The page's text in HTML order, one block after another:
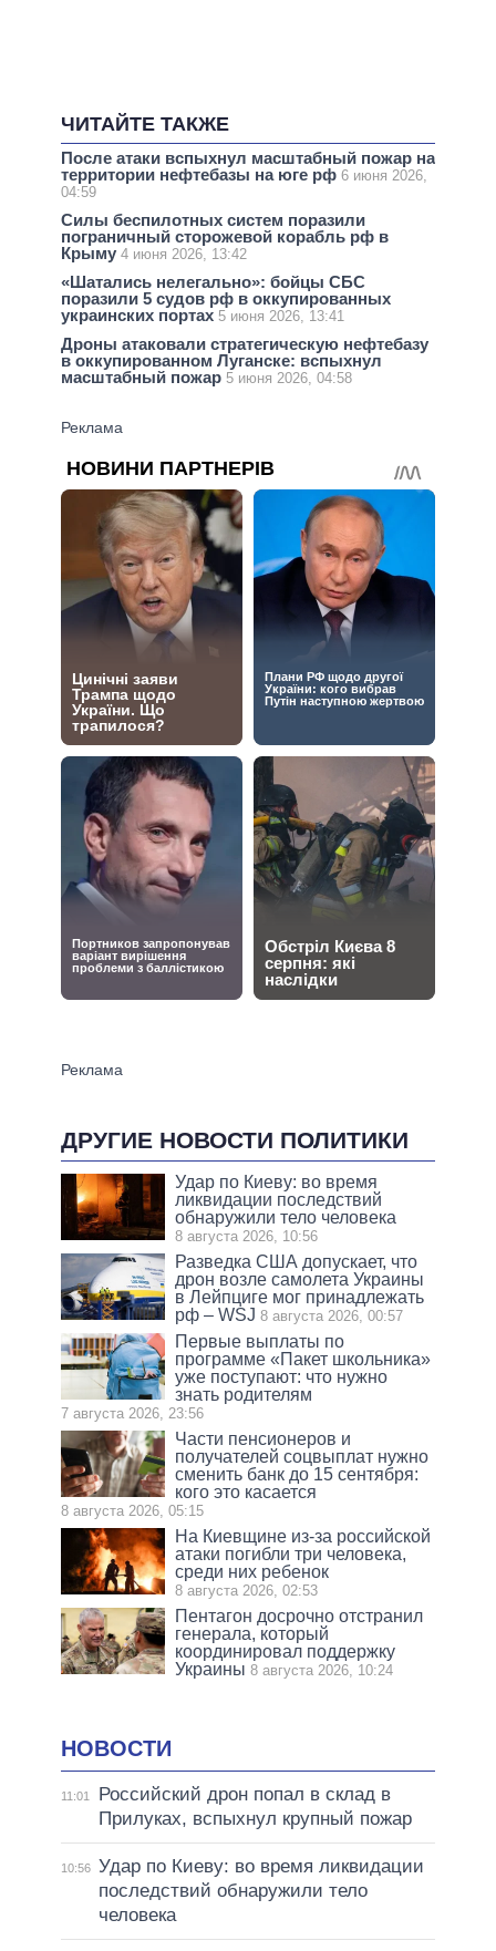
ЧИТАЙТЕ ТАКЖЕ
После атаки вспыхнул масштабный пожар на
территории нефтебазы на юге рф 6 июня 2026,
04:59
Силы беспилотных систем поразили
пограничный сторожевой корабль рф в
Крыму 4 июня 2026, 13:42
«Шатались нелегально»: бойцы СБС
поразили 5 судов рф в оккупированных
украинских портах 5 июня 2026, 13:41
Дроны атаковали стратегическую нефтебазу
в оккупированном Луганске: вспыхнул
масштабный пожар 5 июня 2026, 04:58
ДРУГИЕ НОВОСТИ ПОЛИТИКИ
Удар по Киеву: во время
ликвидации последствий
обнаружили тело человека
8 августа 2026, 10:56
Разведка США допускает, что
дрон возле самолета Украины
в Лейпциге мог принадлежать
рф – WSJ 8 августа 2026, 00:57
Первые выплаты по
программе «Пакет школьника»
уже поступают: что нужно
знать родителям
7 августа 2026, 23:56
Части пенсионеров и
получателей соцвыплат нужно
сменить банк до 15 сентября:
кого это касается
8 августа 2026, 05:15
На Киевщине из-за российской
атаки погибли три человека,
среди них ребенок
8 августа 2026, 02:53
Пентагон досрочно отстранил
генерала, который
координировал поддержку
Украины 8 августа 2026, 10:24
НОВОСТИ
11:01
Российский дрон попал в склад в
Прилуках, вспыхнул крупный пожар
10:56 Удар по Киеву: во время ликвидации
последствий обнаружили тело
человека